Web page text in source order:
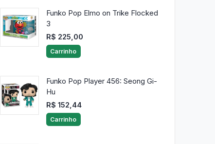
Funko Pop Elmo on Trike Flocked
3
R$ 225,00
Carrinho
Funko Pop Player 456: Seong Gi-
Hu
R$ 152,44
Carrinho